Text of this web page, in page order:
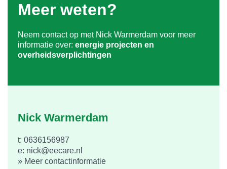
Meer weten?
Neem contact op met Nick Warmerdam voor meer
informatie over: energie projecten en
overheidsverplichtingen
Nick Warmerdam
t: 0636156987
e: nick@eecare.nl
» Meer contactinformatie